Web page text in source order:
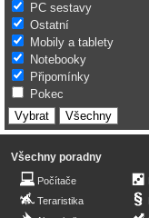
PC sestavy
Ostatní
Mobily a tablety
Notebooky
Připomínky
Pokec
Všechny poradny
Počítače
Teraristika